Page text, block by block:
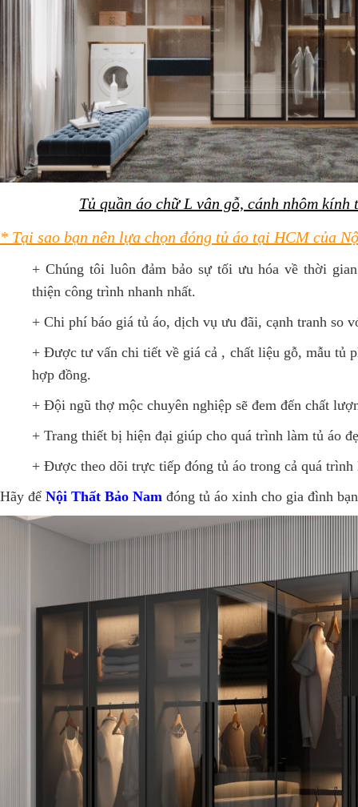
Tủ quần áo chữ L vân gỗ, cánh nhôm kính
* Tại sao bạn nên lựa chọn đóng tủ áo tại HCM của
+ Chúng tôi luôn đảm bảo sự tối ưu hóa về thời
thiện công trình nhanh nhất.
+ Chi phí báo giá tủ áo, dịch vụ ưu đãi, cạnh tranh so
+ Được tư vấn chi tiết về giá cả , chất liệu gỗ, mẫu tủ
hợp đồng.
+ Đội ngũ thợ mộc chuyên nghiệp sẽ đem đến chất
+ Trang thiết bị hiện đại giúp cho quá trình làm tủ áo
+ Được theo dõi trực tiếp đóng tủ áo trong cả quá trình
Hãy để Nội Thất Bảo Nam đóng tủ áo xinh cho gia đình bạn